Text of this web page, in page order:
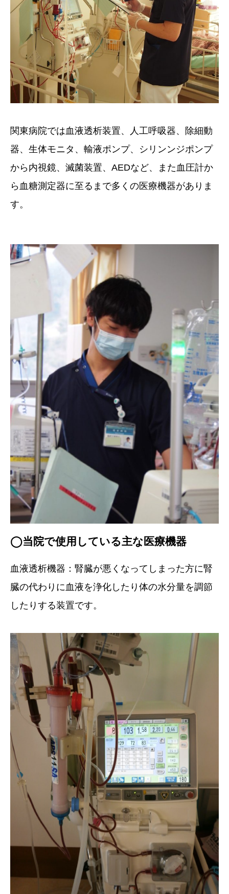
関東病院では血液透析装置、人工呼吸器、除細動
器、生体モニタ、輸液ポンプ、シリンンジポンプ
から内視鏡、滅菌装置、AEDなど、また血圧計か
ら血糖測定器に至るまで多くの医療機器がありま
す。
◯当院で使用している主な医療機器
血液透析機器：腎臓が悪くなってしまった方に腎
臓の代わりに血液を浄化したり体の水分量を調節
したりする装置です。